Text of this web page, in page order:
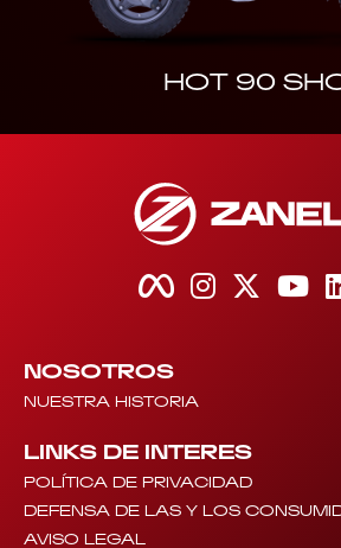
HOT 90
NOSOTROS
NUESTRA HISTORIA
LINKS DE INTERES
POLÍTICA DE PRIVACIDAD
DEFENSA DE LAS Y LOS
AVISO LEGAL